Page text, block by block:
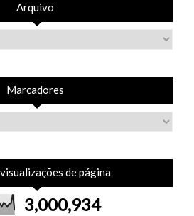
Arquivo
Marcadores
de página
3,000,934